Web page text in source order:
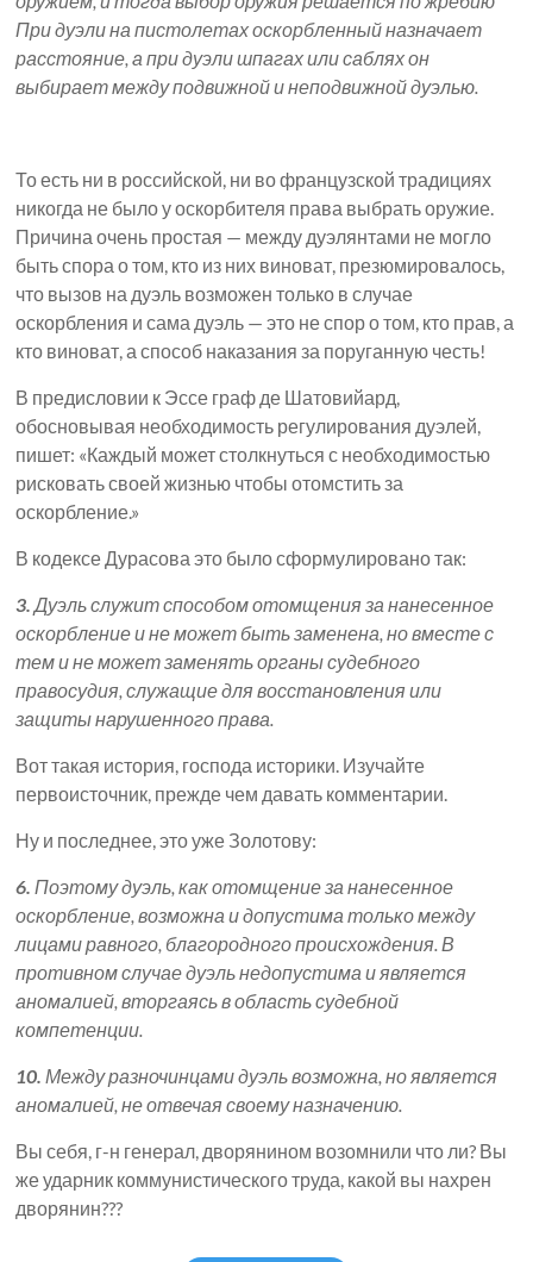
При дуэли на пистолетах оскорбленный назначает
расстояние, а при дуэли шпагах или саблях он
выбирает между подвижной и неподвижной дуэлью.
То есть ни в российской, ни во французской традициях
никогда не было у оскорбителя права выбрать оружие.
Причина очень простая — между дуэлянтами не могло
быть спора о том, кто из них виноват, презюмировалось,
что вызов на дуэль возможен только в случае
оскорбления и сама дуэль — это не спор о том, кто прав, а
кто виноват, а способ наказания за поруганную честь!
В предисловии к Эссе граф де Шатовийард,
обосновывая необходимость регулирования дуэлей,
пишет: «Каждый может столкнуться с необходимостью
рисковать своей жизнью чтобы отомстить за
оскорбление.»
В кодексе Дурасова это было сформулировано так:
3.Дуэль служит способом отомщения за нанесенное
оскорбление и не может быть заменена, но вместе с
тем и не может заменять органы судебного
правосудия, служащие для восстановления или
защиты нарушенного права.
Вот такая история, господа историки. Изучайте
первоисточник, прежде чем давать комментарии.
Ну и последнее, это уже Золотову:
6. Поэтому дуэль, как отомщение за нанесенное
оскорбление, возможна и допустима только между
лицами равного, благородного происхождения. В
противном случае дуэль недопустима и является
аномалией, вторгаясь в область судебной
компетенции.
10. Между разночинцами дуэль возможна, но является
аномалией, не отвечая своему назначению.
Вы себя, г-н генерал, дворянином возомнили что ли? Вы
же ударник коммунистического труда, какой вы нахрен
дворянин???